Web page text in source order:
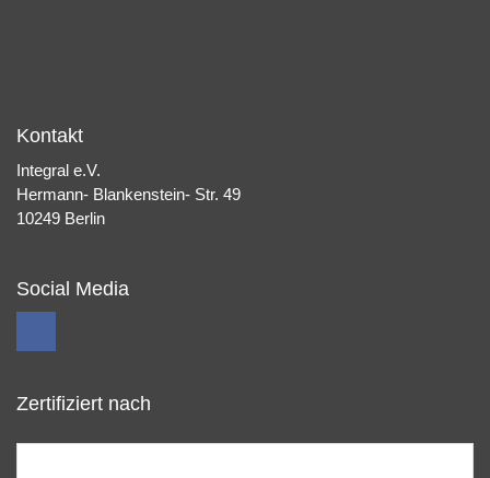
Kontakt
Integral e.V.
Hermann- Blankenstein- Str. 49
10249 Berlin
Social Media
Zertifiziert nach